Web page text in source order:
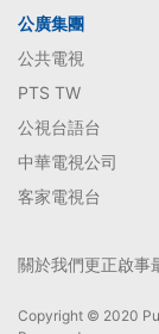
公廣集團
公共電視
PTS TW
公視台語台
中華電視公司
客家電視台
關於我們更正啟事
Copyright © 2020